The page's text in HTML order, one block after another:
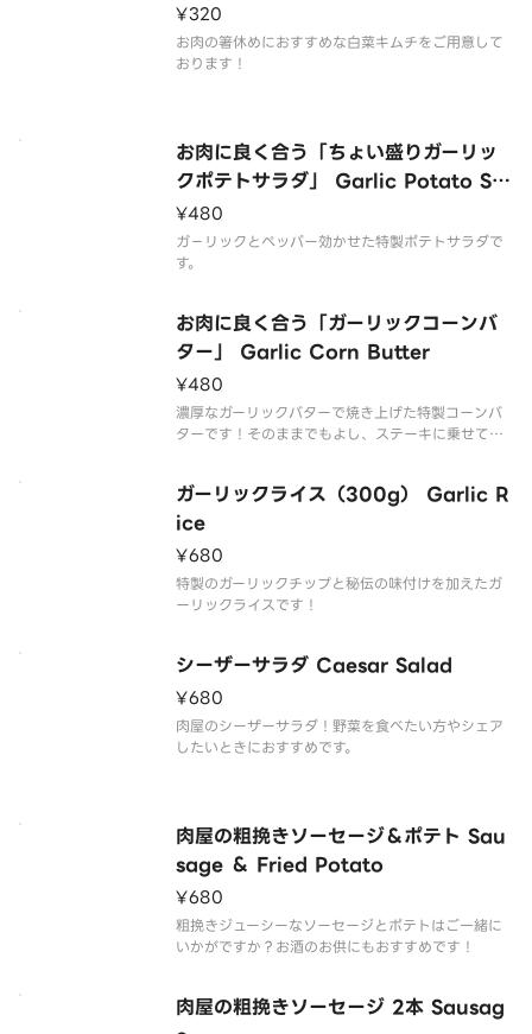
¥320
お肉の箸休めにおすすめな白菜キムチをご用意して
おります！
お肉に良く合う「ちょい盛りガーリッ
クポテトサラダ」 Garlic Potato Sal
ad
¥480
ガ－リックとペッパー効かせた特製ポテトサラダで
す。
お肉に良く合う「ガーリックコーンバ
ター」 Garlic Corn Butter
¥480
濃厚なガーリックバターで焼き上げた特製コーンバ
ターです！そのままでもよし、ステーキに乗せても
ガーリックライス（300g） Garlic R
ice
¥680
特製のガーリックチップと秘伝の味付けを加えたガ
ーリックライスです！
シーザーサラダ Caesar Salad
¥680
肉屋のシーザーサラダ！野菜を食べたい方やシェア
したいときにおすすめです。
肉屋の粗挽きソーセージ＆ポテト Sau
sage ＆ Fried Potato
¥680
粗挽きジューシーなソーセージとポテトはご一緒に
いかがですか？お酒のお供にもおすすめです！
肉屋の粗挽きソーセージ 2本 Sausag